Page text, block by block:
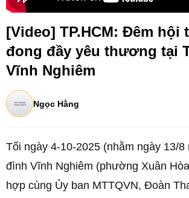
[Video] TP.HCM: Đêm hội
đong đầy yêu thương tại
Vĩnh Nghiêm
Ngọc Hằng
Tối ngày 4-10-2025 (nhằm ngày 13/8
đình Vĩnh Nghiêm (phường Xuân
hợp cùng Ủy ban MTTQVN, Đoàn